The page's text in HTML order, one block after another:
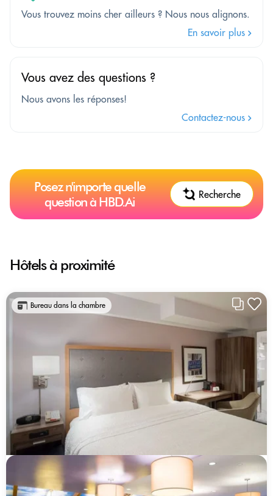
Vous trouvez moins cher ailleurs ? Nous nous alignons.
En savoir plus
Vous avez des questions ?
Nous avons les réponses!
Contactez-nous
Posez n'importe quelle
question à HBD.Ai
Recherche
Hôtels à proximité
Bureau dans la chambre